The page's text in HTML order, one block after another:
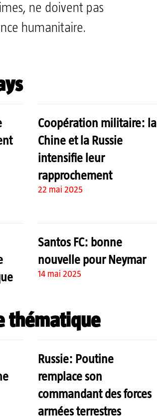
ne doivent pas
humanitaire.
Coopération militaire: la
Chine et la Russie
intensifie leur
rapprochement
22 mai 2025
Santos FC: bonne
nouvelle pour Neymar
14 mai 2025
thématique
Russie: Poutine
remplace son
commandant des forces
armées terrestres